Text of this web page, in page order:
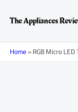
содержимому
The Appliances
Home»RGB Micro LED